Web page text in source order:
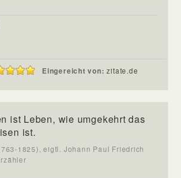
Eingereicht von:zitate.de
ist Leben, wie umgekehrt das
ist.
1825), eigtl. Johann Paul Friedrich